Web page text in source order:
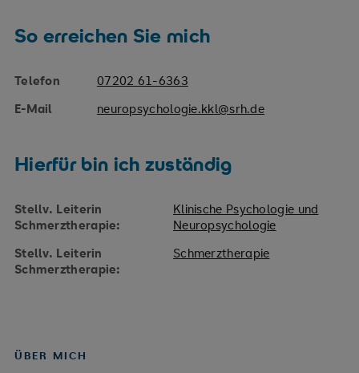
So erreichen Sie mich
Telefon
07202 61-6363
E-Mail
neuropsychologie.kkl@srh.de
Hierfür bin ich zuständig
Stellv. Leiterin
Schmerztherapie:
Klinische Psychologie und
Neuropsychologie
Stellv. Leiterin
Schmerztherapie:
Schmerztherapie
ÜBER MICH